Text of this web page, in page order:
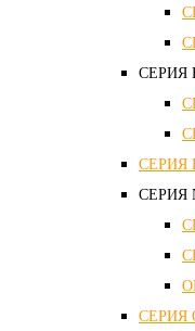
СЕРИЯ
СЕРИЯ
СЕРИЯ
СЕРИЯ